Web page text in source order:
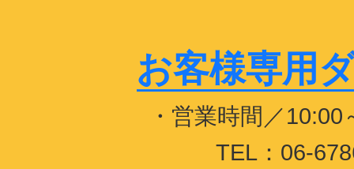
お客様専用
・営業時間／
TEL：06-